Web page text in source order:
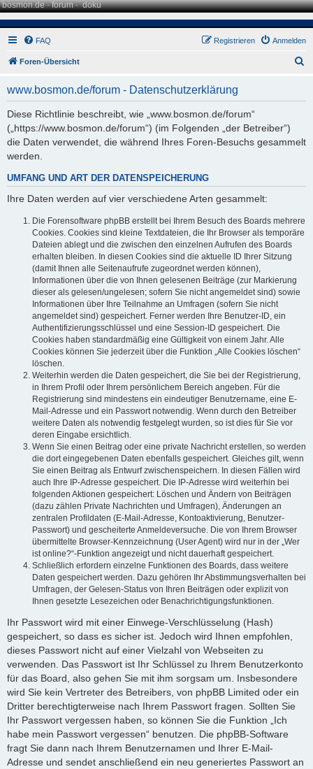
bosmon.de·forum·doku
FAQ Anmelden
Registrieren
Foren-Übersicht
www.bosmon.de/forum - Datenschutzerklärung
Diese Richtlinie beschreibt, wie „www.bosmon.de/forum“
(„https://www.bosmon.de/forum“) (im Folgenden „der Betreiber“)
die Daten verwendet, die während Ihres Foren-Besuchs gesammelt
werden.
UMFANG UND ART DER DATENSPEICHERUNG
Ihre Daten werden auf vier verschiedene Arten gesammelt:
Die Forensoftware phpBB erstellt bei Ihrem Besuch des Boards mehrere
Cookies. Cookies sind kleine Textdateien, die Ihr Browser als temporäre
Dateien ablegt und die zwischen den einzelnen Aufrufen des Boards
erhalten bleiben. In diesen Cookies sind die aktuelle ID Ihrer Sitzung
(damit Ihnen alle Seitenaufrufe zugeordnet werden können),
Informationen über die von Ihnen gelesenen Beiträge (zur Markierung
dieser als gelesen/ungelesen; sofern Sie nicht angemeldet sind) sowie
Informationen über Ihre Teilnahme an Umfragen (sofern Sie nicht
angemeldet sind) gespeichert. Ferner werden Ihre Benutzer-ID, ein
Authentifizierungsschlüssel und eine Session-ID gespeichert. Die
Cookies haben standardmäßig eine Gültigkeit von einem Jahr. Alle
Cookies können Sie jederzeit über die Funktion „Alle Cookies löschen“
löschen.
Weiterhin werden die Daten gespeichert, die Sie bei der Registrierung,
in Ihrem Profil oder Ihrem persönlichem Bereich angeben. Für die
Registrierung sind mindestens ein eindeutiger Benutzername, eine E-
Mail-Adresse und ein Passwort notwendig. Wenn durch den Betreiber
weitere Daten als notwendig festgelegt wurden, so ist dies für Sie vor
deren Eingabe ersichtlich.
Wenn Sie einen Beitrag oder eine private Nachricht erstellen, so werden
die dort eingegebenen Daten ebenfalls gespeichert. Gleiches gilt, wenn
Sie einen Beitrag als Entwurf zwischenspeichern. In diesen Fällen wird
auch Ihre IP-Adresse gespeichert. Die IP-Adresse wird weiterhin bei
folgenden Aktionen gespeichert: Löschen und Ändern von Beiträgen
(dazu zählen Private Nachrichten und Umfragen), Änderungen an
zentralen Profildaten (E-Mail-Adresse, Kontoaktivierung, Benutzer-
Passwort) und gescheiterte Anmeldeversuche. Die von Ihrem Browser
übermittelte Browser-Kennzeichnung (User Agent) wird nur in der „Wer
ist online?“-Funktion angezeigt und nicht dauerhaft gespeichert.
Schließlich erfordern einzelne Funktionen des Boards, dass weitere
Daten gespeichert werden. Dazu gehören Ihr Abstimmungsverhalten bei
Umfragen, der Gelesen-Status von Ihren Beiträgen oder explizit von
Ihnen gesetzte Lesezeichen oder Benachrichtigungsfunktionen.
Ihr Passwort wird mit einer Einwege-Verschlüsselung (Hash)
gespeichert, so dass es sicher ist. Jedoch wird Ihnen empfohlen,
dieses Passwort nicht auf einer Vielzahl von Webseiten zu
verwenden. Das Passwort ist Ihr Schlüssel zu Ihrem Benutzerkonto
für das Board, also gehen Sie mit ihm sorgsam um. Insbesondere
wird Sie kein Vertreter des Betreibers, von phpBB Limited oder ein
Dritter berechtigterweise nach Ihrem Passwort fragen. Sollten Sie
Ihr Passwort vergessen haben, so können Sie die Funktion „Ich
habe mein Passwort vergessen“ benutzen. Die phpBB-Software
fragt Sie dann nach Ihrem Benutzernamen und Ihrer E-Mail-
Adresse und sendet anschließend ein neu generiertes Passwort an